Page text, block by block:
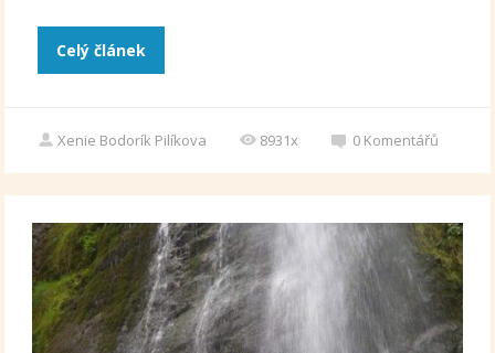
Celý článek
Xenie Bodorík Pilíkova 8931x 0 Komentářů